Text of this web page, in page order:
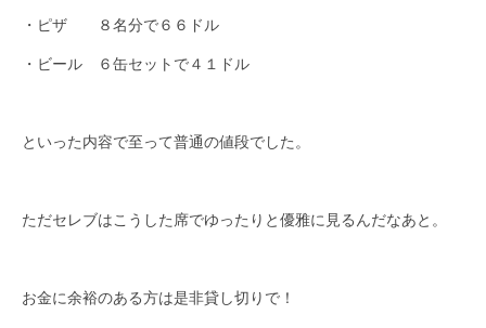
・ピザ ８名分で６６ドル
・ビール ６缶セットで４１ドル
といった内容で至って普通の値段でした。
ただセレブはこうした席でゆったりと優雅に見るんだなあと。
お金に余裕のある方は是非貸し切りで！